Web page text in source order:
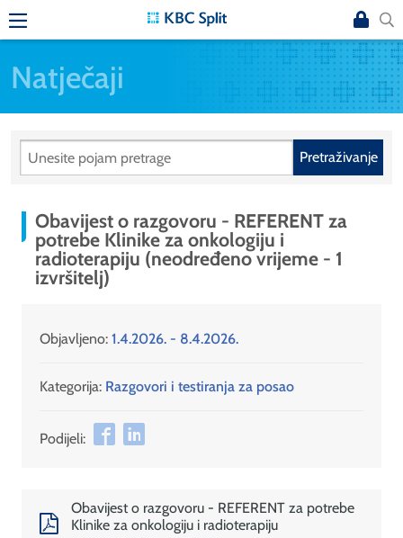
Natječaji
Pretraživanje
Obavijest o razgovoru - REFERENT za
potrebe Klinike za onkologiju i
radioterapiju (neodređeno vrijeme - 1
izvršitelj)
Objavljeno: 1.4.2026. - 8.4.2026.
Kategorija: Razgovori i testiranja za posao
Podijeli:
Obavijest o razgovoru - REFERENT za potrebe
Klinike za onkologiju i radioterapiju